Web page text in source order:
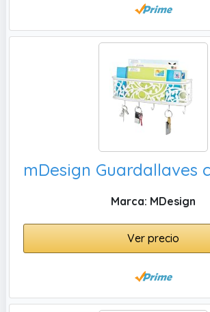
Marca: MDesign
Ver precio